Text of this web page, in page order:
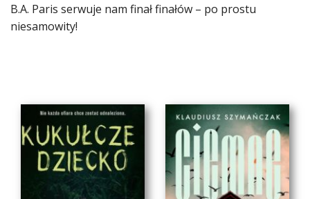
B.A. Paris serwuje nam finał finałów – po prostu
niesamowity!